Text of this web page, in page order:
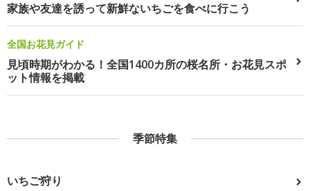
家族や友達を誘って新鮮ないちごを食べに行こう
全国お花見ガイド
見頃時期がわかる！全国1400カ所の桜名所・お花見スポ
ット情報を掲載
季節特集
いちご狩り